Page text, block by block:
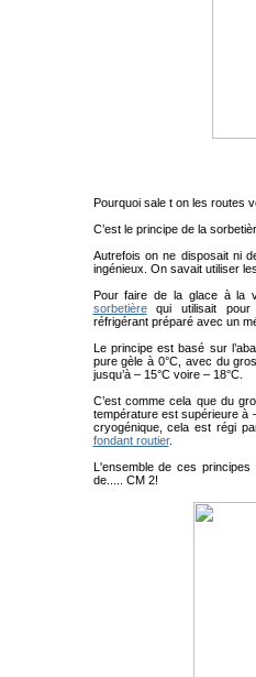
Pourquoi sale t on les routes
C’est le principe de la
Autrefois on ne disposait ni
ingénieux. On savait utiliser
Pour faire de la glace à la
sorbetièrequi utilisait pour
réfrigérant préparé avec un
Le principe est basé sur
pure gèle à 0°C, avec du
jusqu’à – 15°C voire – 18°C.
C’est comme cela que du
température est supérieure à
cryogénique, cela est régi
fondant routier.
L'ensemble de ces
de..... CM 2!